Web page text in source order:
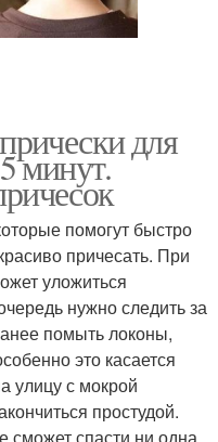
для
минут.
помогут быстро
причесать. При
уложиться
нужно следить за
помыть локоны,
это касается
улицу с мокрой
простудой.
сможет спасти ни одна